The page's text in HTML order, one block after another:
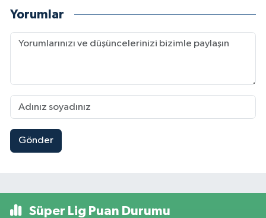
Yorumlar
Gönder
Süper Lig Puan Durumu